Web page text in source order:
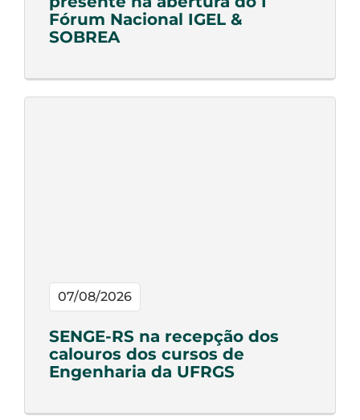
Fórum Nacional IGEL &
SOBREA
07/08/2026
SENGE-RS na recepção dos
calouros dos cursos de
Engenharia da UFRGS